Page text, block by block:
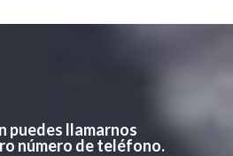
puedes llamarnos
número de teléfono.